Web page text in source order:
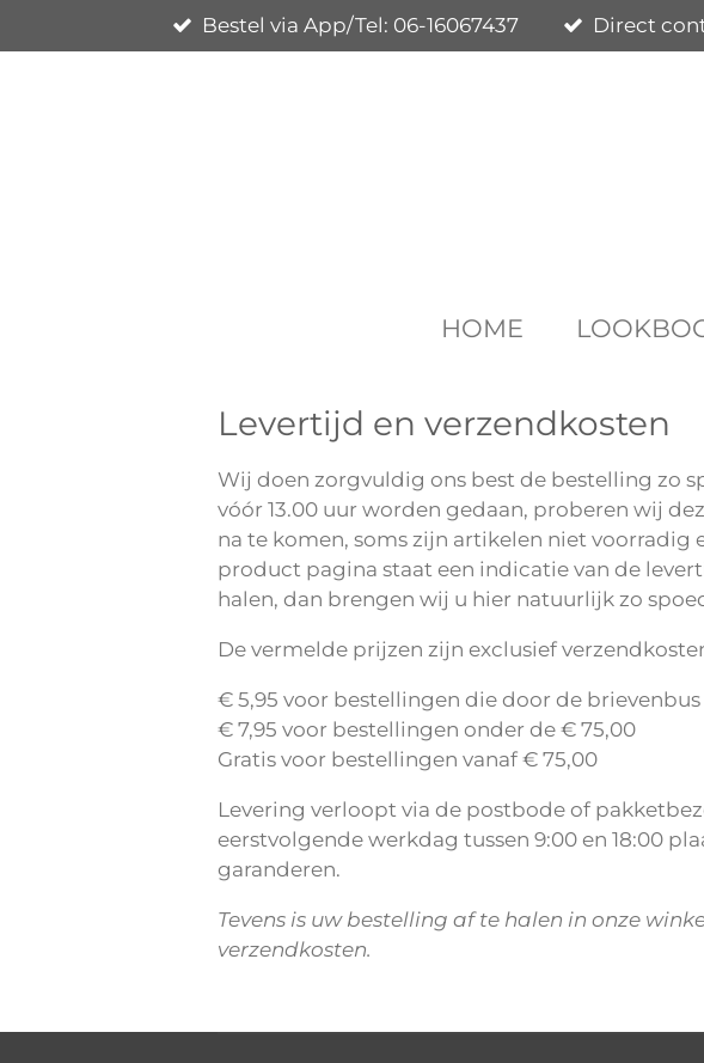
direct
Bestel via App/Tel: 06-16067437 Direct
HOME
Levertijd en verzendkosten
Wij doen zorgvuldig ons best de bestelling zo
vóór 13.00 uur worden gedaan, proberen wij
na te komen, soms zijn artikelen niet voorradig
product pagina staat een indicatie van de
halen, dan brengen wij u hier natuurlijk zo
De vermelde prijzen zijn exclusief
€ 5,95 voor bestellingen die door de brievenbus
€ 7,95 voor bestellingen onder de € 75,00
Gratis voor bestellingen vanaf € 75,00
Levering verloopt via de postbode of
eerstvolgende werkdag tussen 9:00 en 18:00
garanderen.
Tevens is uw bestelling af te halen in onze
verzendkosten.